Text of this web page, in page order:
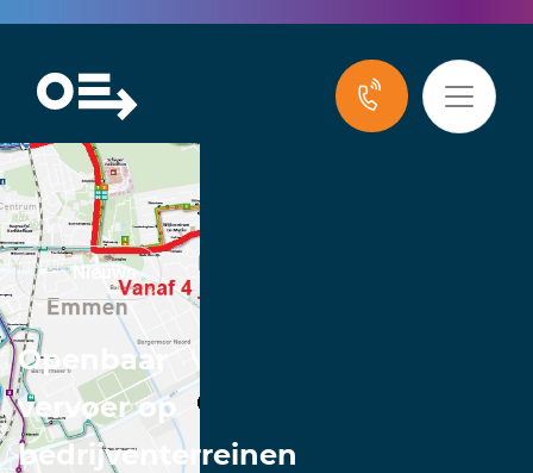
Nieuws
Openbaar
vervoer op
bedrijventerreinen